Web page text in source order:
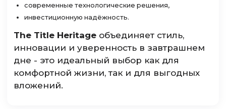
современные технологические решения,
инвестиционную надёжность.
The Title Heritage объединяет стиль,
инновации и уверенность в завтрашнем
дне - это идеальный выбор как для
комфортной жизни, так и для выгодных
вложений.